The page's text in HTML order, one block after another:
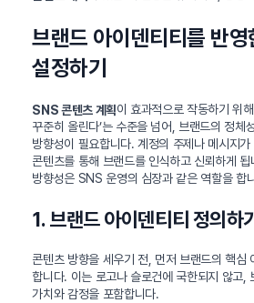
브랜드 아이덴티티를 반
설정하기
SNS 콘텐츠 계획이 효과적으로 작동하기 위
꾸준히 올린다’는 수준을 넘어, 브랜드의 정체
방향성이 필요합니다. 계정의 주제나 메시지
콘텐츠를 통해 브랜드를 인식하고 신뢰하게
방향성은 SNS 운영의 심장과 같은 역할을 합
1. 브랜드 아이덴티티 정의하기
콘텐츠 방향을 세우기 전, 먼저 브랜드의 핵심
합니다. 이는 로고나 슬로건에 국한되지 않고,
가치와 감정을 포함합니다.